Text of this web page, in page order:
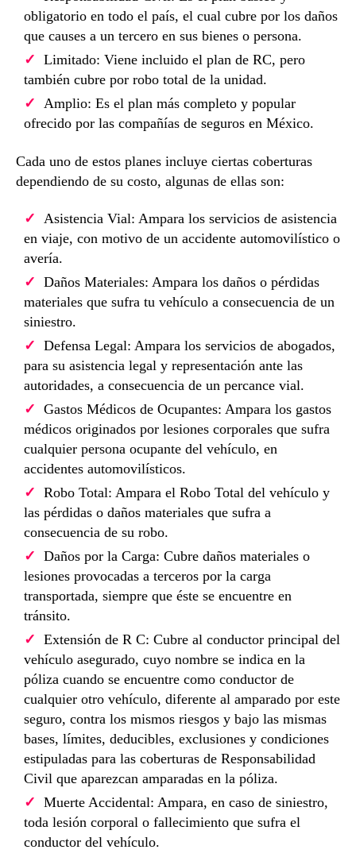
obligatorio en todo el país, el cual cubre por los daños
que causes a un tercero en sus bienes o persona.
Limitado: Viene incluido el plan de RC, pero
también cubre por robo total de la unidad.
Amplio: Es el plan más completo y popular
ofrecido por las compañías de seguros en México.
Cada uno de estos planes incluye ciertas coberturas
dependiendo de su costo, algunas de ellas son:
Asistencia Vial: Ampara los servicios de asistencia
en viaje, con motivo de un accidente automovilístico o
avería.
Daños Materiales: Ampara los daños o pérdidas
materiales que sufra tu vehículo a consecuencia de un
siniestro.
Defensa Legal: Ampara los servicios de abogados,
para su asistencia legal y representación ante las
autoridades, a consecuencia de un percance vial.
Gastos Médicos de Ocupantes: Ampara los gastos
médicos originados por lesiones corporales que sufra
cualquier persona ocupante del vehículo, en
accidentes automovilísticos.
Robo Total: Ampara el Robo Total del vehículo y
las pérdidas o daños materiales que sufra a
consecuencia de su robo.
Daños por la Carga: Cubre daños materiales o
lesiones provocadas a terceros por la carga
transportada, siempre que éste se encuentre en
tránsito.
Extensión de R C: Cubre al conductor principal del
vehículo asegurado, cuyo nombre se indica en la
póliza cuando se encuentre como conductor de
cualquier otro vehículo, diferente al amparado por este
seguro, contra los mismos riesgos y bajo las mismas
bases, límites, deducibles, exclusiones y condiciones
estipuladas para las coberturas de Responsabilidad
Civil que aparezcan amparadas en la póliza.
Muerte Accidental: Ampara, en caso de siniestro,
toda lesión corporal o fallecimiento que sufra el
conductor del vehículo.